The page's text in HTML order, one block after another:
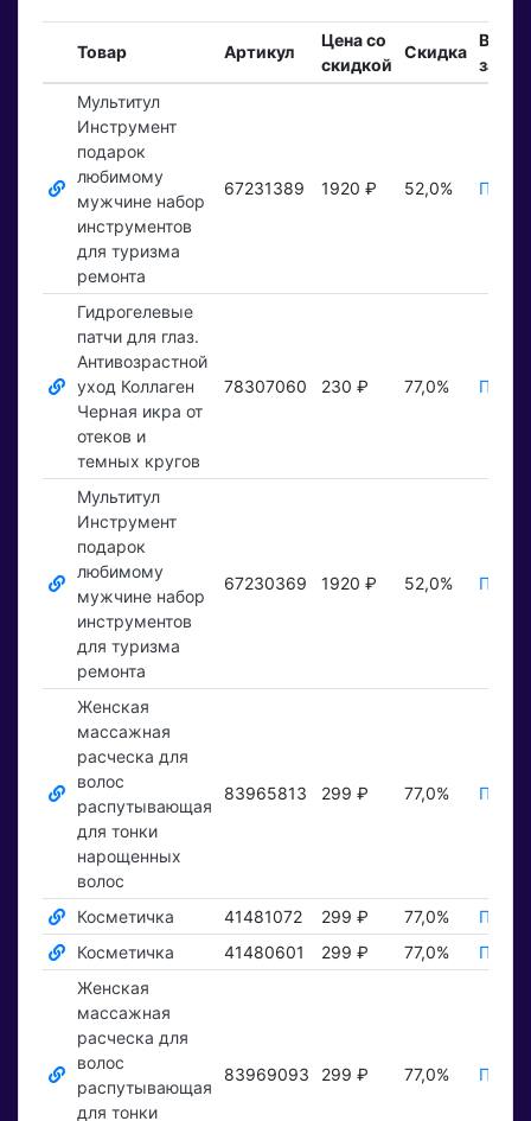
Товар Артикул
Цена со
скидкой
Скидка
Мультитул
Инструмент
подарок
любимому
мужчине набор
инструментов
для туризма
ремонта
67231389 1920 ₽ 52,0%
Гидрогелевые
патчи для глаз.
Антивозрастной
уход Коллаген
Черная икра от
отеков и
темных кругов
78307060 230 ₽ 77,0%
Мультитул
Инструмент
подарок
любимому
мужчине набор
инструментов
для туризма
ремонта
67230369 1920 ₽ 52,0%
Женская
массажная
расческа для
волос
распутывающая
для тонки
нарощенных
волос
83965813 299 ₽ 77,0%
Косметичка 41481072 299 ₽ 77,0%
Косметичка
41480601 299 ₽ 77,0%
Женская
массажная
расческа для
волос
распутывающая
для тонки
83969093 299 ₽ 77,0%